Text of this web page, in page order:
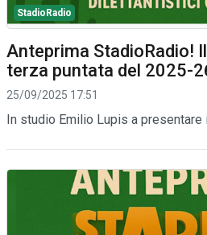
StadioRadio
Anteprima StadioRadio!
terza puntata del 2025-
25/09/2025 17:51
In studio Emilio Lupis a